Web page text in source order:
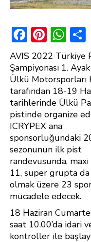
F
ac
e
b
o
ok
Pi
nt
er
e
st
W
h
at
s
A
p
AVIS 2022 Türkiye
Şampiyonası 1. Ayak
Ülkü Motorsporları
tarafından 18-19
tarihlerinde Ülkü
pistinde organize
ICRYPEX ana
sponsorluğundaki
sezonunun ilk pist
randevusunda,
11, super grupta
olmak üzere 23
mücadele edecek.
18 Haziran
saat 10.00’da idari
kontroller ile